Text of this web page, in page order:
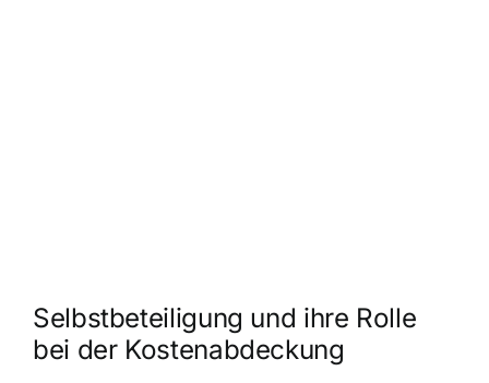
Selbstbeteiligung und ihre Rolle
bei der Kostenabdeckung